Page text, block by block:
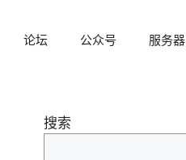
论坛 公众号 服务器
搜索